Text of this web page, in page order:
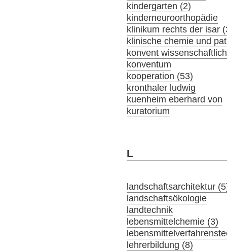
kindergarten (2)
kinderneuroorthopädie
klinikum rechts der isar
klinische chemie und
konvent
konventum
kooperation (53)
kronthaler ludwig
kuenheim eberhard von
kuratorium
L
landschaftsarchitektur
landschaftsökologie
landtechnik
lebensmittelchemie (3)
lehrerbildung (8)